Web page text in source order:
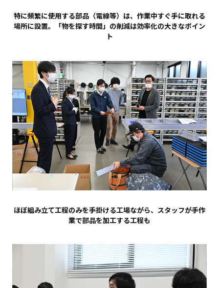
特に頻繁に使用する部品（電線等）は、作業中すぐ手に取れる
場所に設置。「物を探す時間」の削減は効率化の大きなポイン
ト
ほぼ組み立て工程のみを手掛ける工場ながら、スタッフが手作
業で部品を加工する工程も